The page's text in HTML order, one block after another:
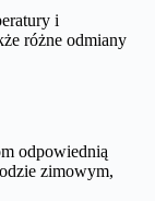
i
różne odmiany
odpowiednią
zimowym,